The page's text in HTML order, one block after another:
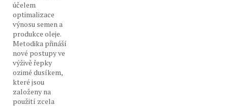
účelem
optimalizace
výnosu semen a
produkce oleje.
Metodika přináší
nové postupy ve
výživě řepky
ozimé dusíkem,
které jsou
založeny na
použití zcela